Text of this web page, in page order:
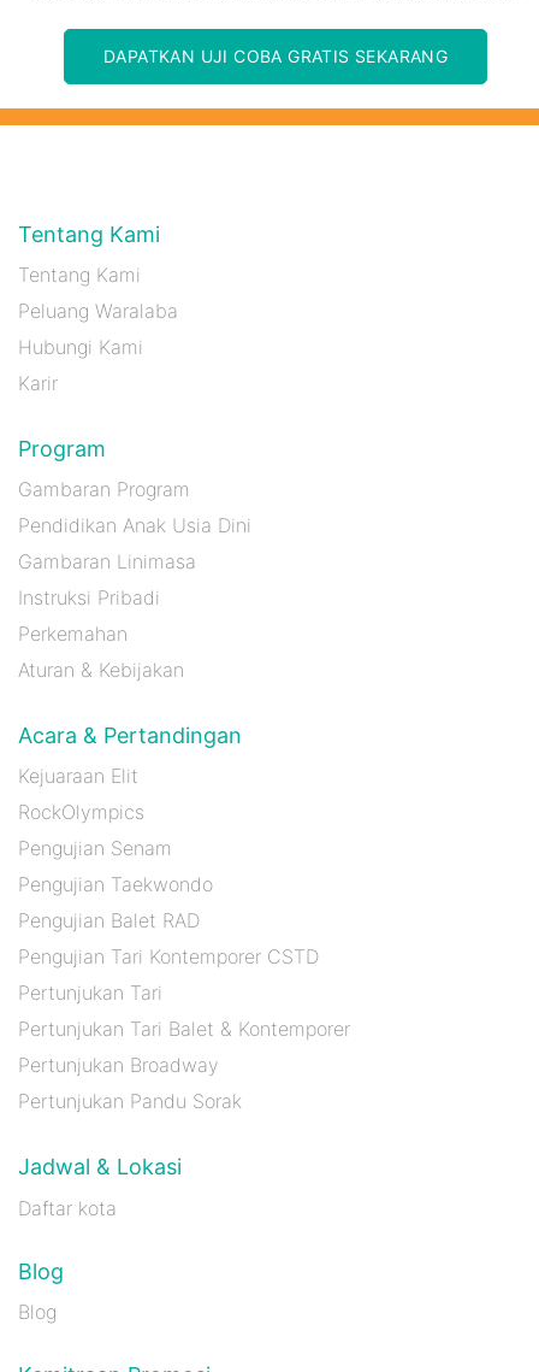
DAPATKAN UJI COBA GRATIS SEKARANG
Tentang Kami
Tentang Kami
Peluang Waralaba
Hubungi Kami
Karir
Program
Gambaran Program
Pendidikan Anak Usia Dini
Gambaran Linimasa
Instruksi Pribadi
Perkemahan
Aturan & Kebijakan
Acara & Pertandingan
Kejuaraan Elit
RockOlympics
Pengujian Senam
Pengujian Taekwondo
Pengujian Balet RAD
Pengujian Tari Kontemporer CSTD
Pertunjukan Tari
Pertunjukan Tari Balet & Kontemporer
Pertunjukan Broadway
Pertunjukan Pandu Sorak
Jadwal & Lokasi
Daftar kota
Blog
Blog